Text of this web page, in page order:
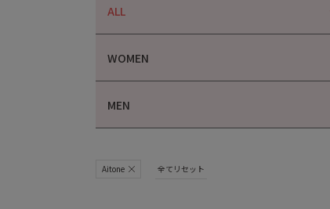
ALL
WOMEN
MEN
Aitone 全てリセット